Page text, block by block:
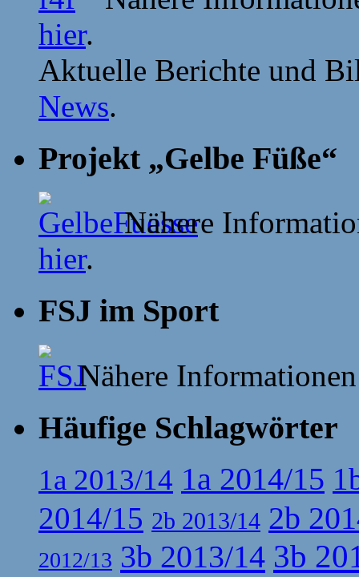
hier.
Aktuelle Berichte und
News.
Projekt „Gelbe Füße“
Nähere
hier.
FSJ im Sport
Nähere
Häufige Schlagwörter
1a 2013/14 1a 2014/15
2014/15 2b 2013/14 2b
2012/13 3b 2013/14 3b